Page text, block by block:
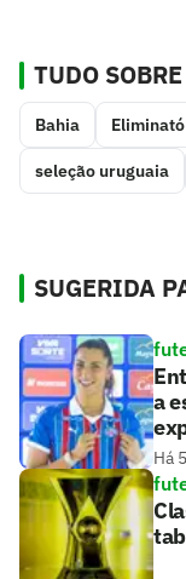
TUDO SOBRE
Bahia
seleção uruguaia
SUGERIDA
a
Há